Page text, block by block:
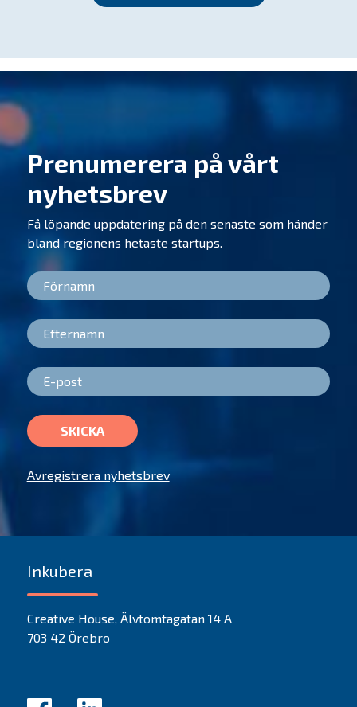
Prenumerera på vårt
nyhetsbrev
Få löpande uppdatering på den senaste som händer
bland regionens hetaste startups.
SKICKA
Avregistrera nyhetsbrev
Inkubera
Creative House, Älvtomtagatan 14 A
703 42 Örebro